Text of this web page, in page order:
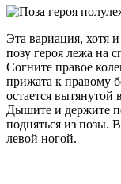
Эта вариация, хотя
позу героя лежа на
Согните правое
прижата к правому
остается вытянутой
Дышите и держите
подняться из позы.
левой ногой.